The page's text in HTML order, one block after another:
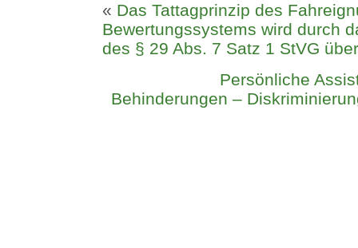
« Das Tattagprinzip des
Bewertungssystems wird durch
des § 29 Abs. 7 Satz 1 StVG
Persönliche
Behinderungen –